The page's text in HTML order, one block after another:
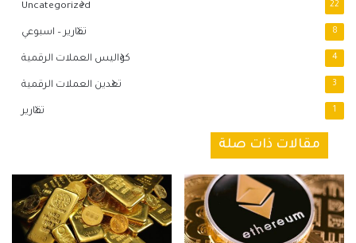
Uncategorized 22
تقارير – اسبوعي 8
كواليس العملات الرقمية 4
تعدين العملات الرقمية 3
تقارير 1
مقالات ذات صلة